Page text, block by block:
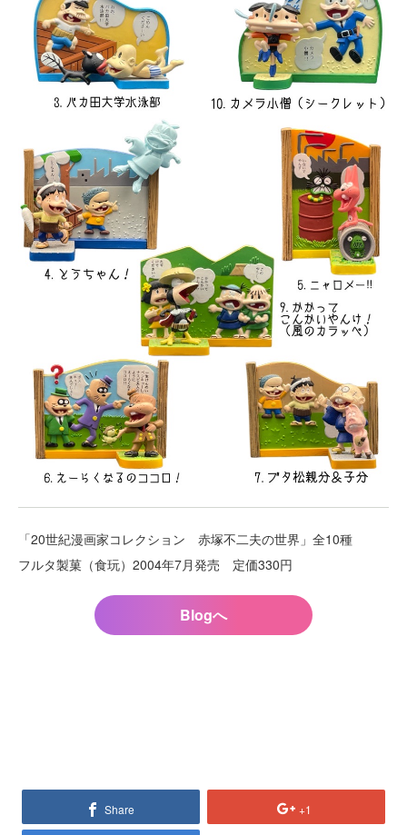
「20世紀漫画家コレクション 赤塚不二夫の世界」全10種
フルタ製菓（食玩）2004年7月発売 定価330円
Blogへ
Share +1